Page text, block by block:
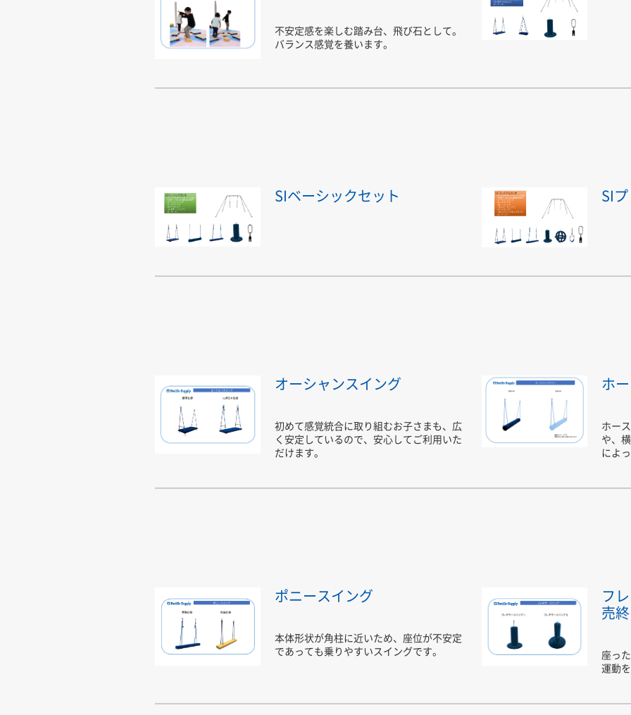
不安定感を楽しむ踏み台、飛び石として。
バランス感覚を養います。
SIベーシックセット SI
オーシャンスイング
初めて感覚統合に取り組むお子さまも、広
く安定しているので、安心してご利用いた
だけます。
ホ
ホー
や、
によ
ポニースイング
本体形状が角柱に近いため、座位が不安定
であっても乗りやすいスイングです。
フ
売
座っ
運動